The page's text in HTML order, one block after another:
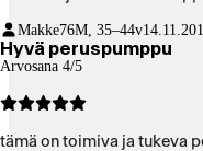
Makke76M, 35–44v
Hyvä peruspumppu
Arvosana 4/5
tämä on toimiva ja tukeva